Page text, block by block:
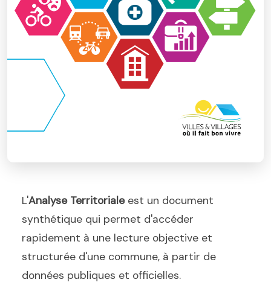
L'Analyse Territorialeest un document
synthétique qui permet d'accéder
rapidement à une lecture objective et
structurée d'une commune, à partir de
données publiques et officielles.